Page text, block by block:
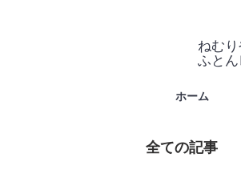
ホーム
ねむり
ふと
全ての記事